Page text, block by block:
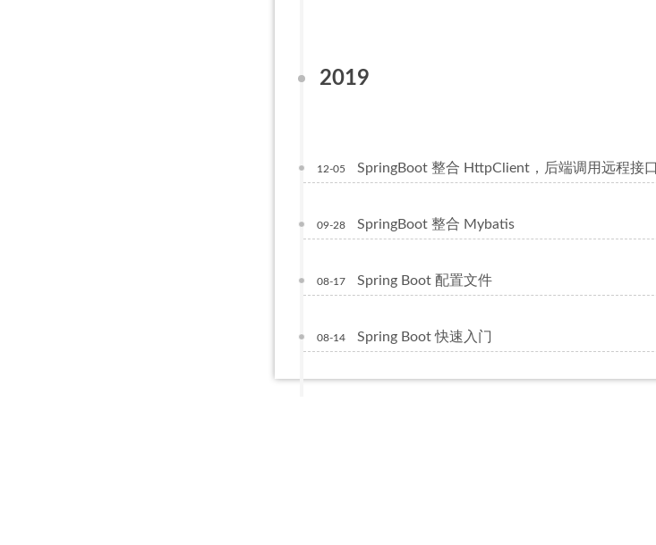
2019
12-05 SpringBoot 整合 HttpClient，后端调用远程接口
09-28 SpringBoot 整合 Mybatis
08-17 Spring Boot 配置文件
08-14 Spring Boot 快速入门